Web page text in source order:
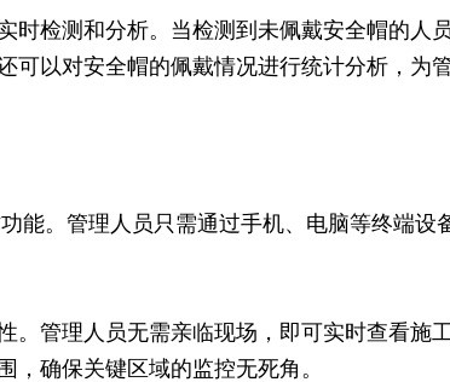
检测和分析。当检测到未佩戴安全帽的人
以对安全帽的佩戴情况进行统计分析，为
能。管理人员只需通过手机、电脑等终端
管理人员无需亲临现场，即可实时查看施
确保关键区域的监控无死角。